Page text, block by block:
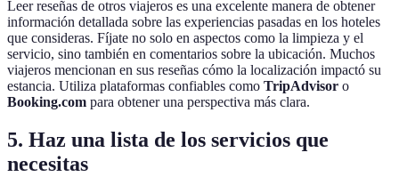
Leer reseñas de otros viajeros es una excelente manera de obtener
información detallada sobre las experiencias pasadas en los hoteles
que consideras. Fíjate no solo en aspectos como la limpieza y el
servicio, sino también en comentarios sobre la ubicación. Muchos
viajeros mencionan en sus reseñas cómo la localización impactó su
estancia. Utiliza plataformas confiables como TripAdvisor o
Booking.com para obtener una perspectiva más clara.
5. Haz una lista de los servicios que
necesitas